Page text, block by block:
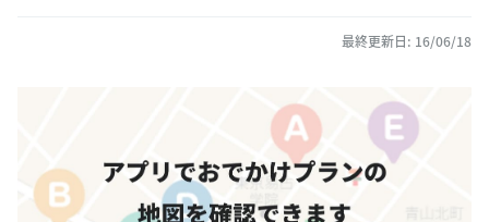
最終更新日: 16/06/18